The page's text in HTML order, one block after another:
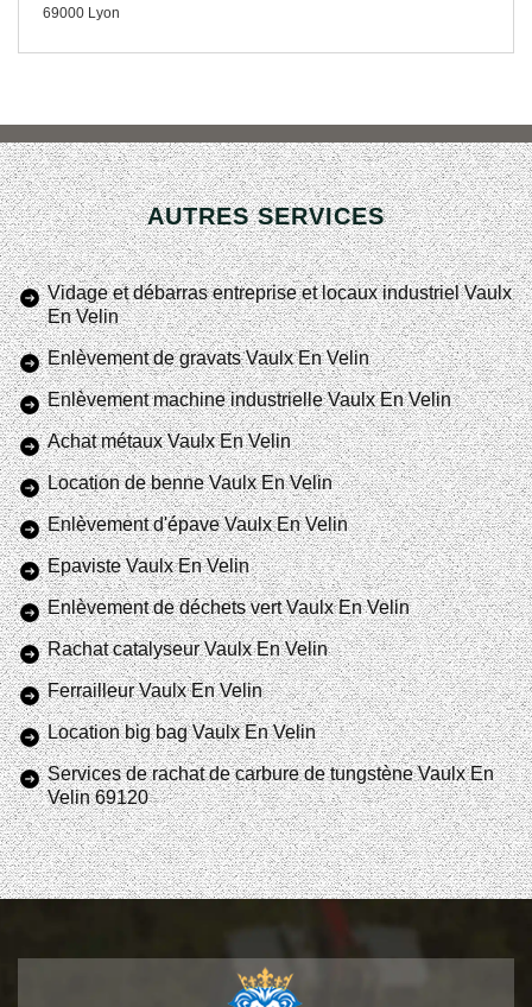
69000 Lyon
AUTRES SERVICES
Vidage et débarras entreprise et locaux industriel Vaulx
En Velin
Enlèvement de gravats Vaulx En Velin
Enlèvement machine industrielle Vaulx En Velin
Achat métaux Vaulx En Velin
Location de benne Vaulx En Velin
Enlèvement d'épave Vaulx En Velin
Epaviste Vaulx En Velin
Enlèvement de déchets vert Vaulx En Velin
Rachat catalyseur Vaulx En Velin
Ferrailleur Vaulx En Velin
Location big bag Vaulx En Velin
Services de rachat de carbure de tungstène Vaulx En
Velin 69120